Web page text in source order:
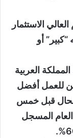
العالي الاستثمار
أو
المملكة العربية
للعمل أفضل
الحال قبل خمس
المسجل